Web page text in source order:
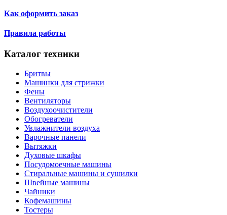
Как оформить заказ
Правила работы
Каталог техники
Бритвы
Машинки для стрижки
Фены
Вентиляторы
Воздухоочистители
Обогреватели
Увлажнители воздуха
Варочные панели
Вытяжки
Духовые шкафы
Посудомоечные машины
Стиральные машины и сушилки
Швейные машины
Чайники
Кофемашины
Тостеры